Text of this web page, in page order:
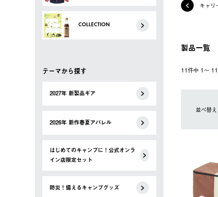
COLLECTION
テーマから探す
2027年 新製品ギア
2026年 新作春夏アパレル
はじめてのキャンプに！公式オンラ
イン店限定セット
防災！備えるキャンプグッズ
キャリ
製品一覧
11件中 1〜
並べ替え